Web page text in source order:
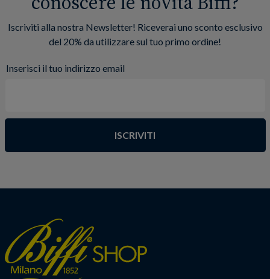
Iscriviti alla nostra Newsletter! Riceverai uno sconto esclusivo
del 20% da utilizzare sul tuo primo ordine!
Inserisci il tuo indirizzo email
ISCRIVITI